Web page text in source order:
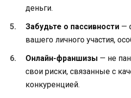
деньги.
Забудьте о пассивности —
вашего личного участия,
Онлайн-франшизы — не
свои риски, связанные с
конкуренцией.